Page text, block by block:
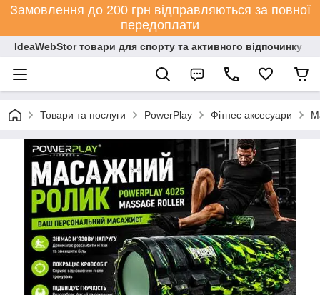
Замовлення до 200 грн відправляються за повної
передоплати
IdeaWebStor товари для спорту та активного відпочинку
Товари та послуги PowerPlay Фітнес аксесуари